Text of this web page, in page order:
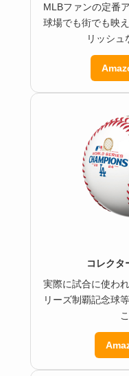
MLBファンの定番
球場でも街でも映
リッシュ
コレクタ
実際に試合に使わ
リーズ制覇記念球